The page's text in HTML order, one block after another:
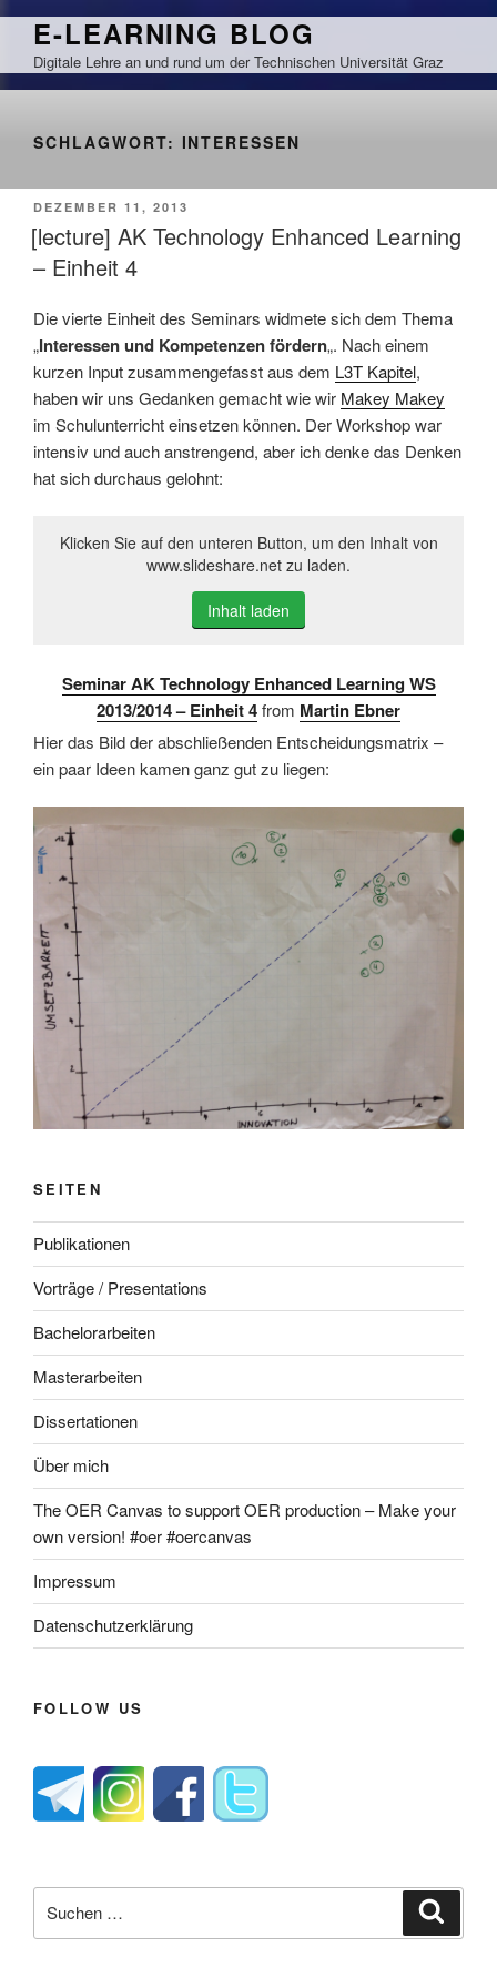
Zum
springen
E-LEARNING BLOG
Digitale Lehre an und rund um der Technischen Universität Graz
SCHLAGWORT: INTERESSEN
VERÖFFENTLICHT
AM
DEZEMBER 11, 2013
[lecture] AK Technology Enhanced Learning
– Einheit 4
Die vierte Einheit des Seminars widmete sich dem Thema
„Interessen und Kompetenzen fördern„. Nach einem
kurzen Input zusammengefasst aus dem L3T Kapitel,
haben wir uns Gedanken gemacht wie wir Makey Makey
im Schulunterricht einsetzen können. Der Workshop war
intensiv und auch anstrengend, aber ich denke das Denken
hat sich durchaus gelohnt:
Klicken Sie auf den unteren Button, um den Inhalt von
www.slideshare.net zu laden.
Inhalt laden
Seminar AK Technology Enhanced Learning WS
2013/2014 – Einheit 4from Martin Ebner
Hier das Bild der abschließenden Entscheidungsmatrix –
ein paar Ideen kamen ganz gut zu liegen:
SEITEN
Publikationen
Vorträge / Presentations
Bachelorarbeiten
Masterarbeiten
Dissertationen
Über mich
The OER Canvas to support OER production – Make your
own version! #oer #oercanvas
Impressum
Datenschutzerklärung
FOLLOW US
nach: